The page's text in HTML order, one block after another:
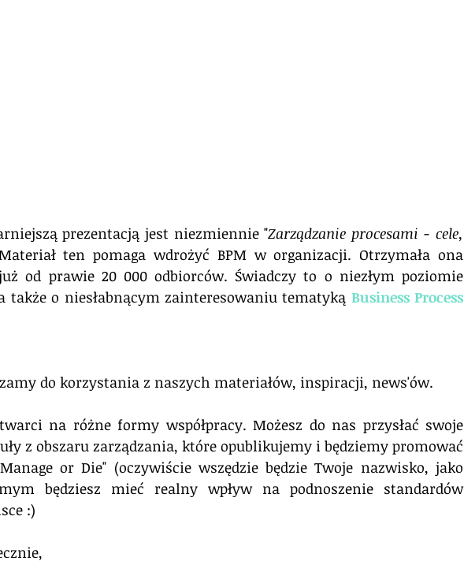
prezentacją jest niezmiennie "Zarządzanie procesami - cele,
ten pomaga wdrożyć BPM w organizacji. Otrzymała ona
od prawie 20 000 odbiorców. Świadczy to o niezłym poziomie
także o niesłabnącym zainteresowaniu tematyką Business Process
do korzystania z naszych materiałów, inspiracji, news'ów.
na różne formy współpracy. Możesz do nas przysłać swoje
z obszaru zarządzania, które opublikujemy i będziemy promować
or Die" (oczywiście wszędzie będzie Twoje nazwisko, jako
będziesz mieć realny wpływ na podnoszenie standardów
:)